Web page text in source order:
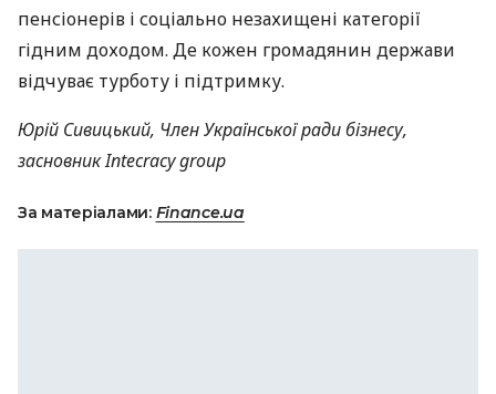
пенсіонерів і соціально незахищені категорії
гідним доходом. Де кожен громадянин держави
відчуває турботу і підтримку.
Юрій Сивицький, Член Української ради бізнесу,
засновник Intecracy group
За матеріалами: Finance.ua